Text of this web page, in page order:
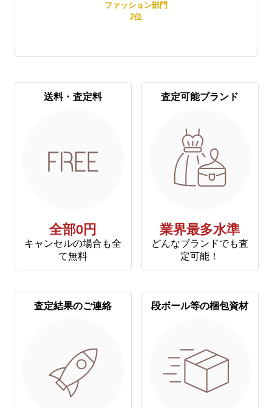
ファッション部門
2位
送料・査定料
全部0円
キャンセルの場合も全
て無料
査定可能ブランド
業界最多水準
どんなブランドでも査
定可能！
査定結果のご連絡 段ボール等の梱包資材